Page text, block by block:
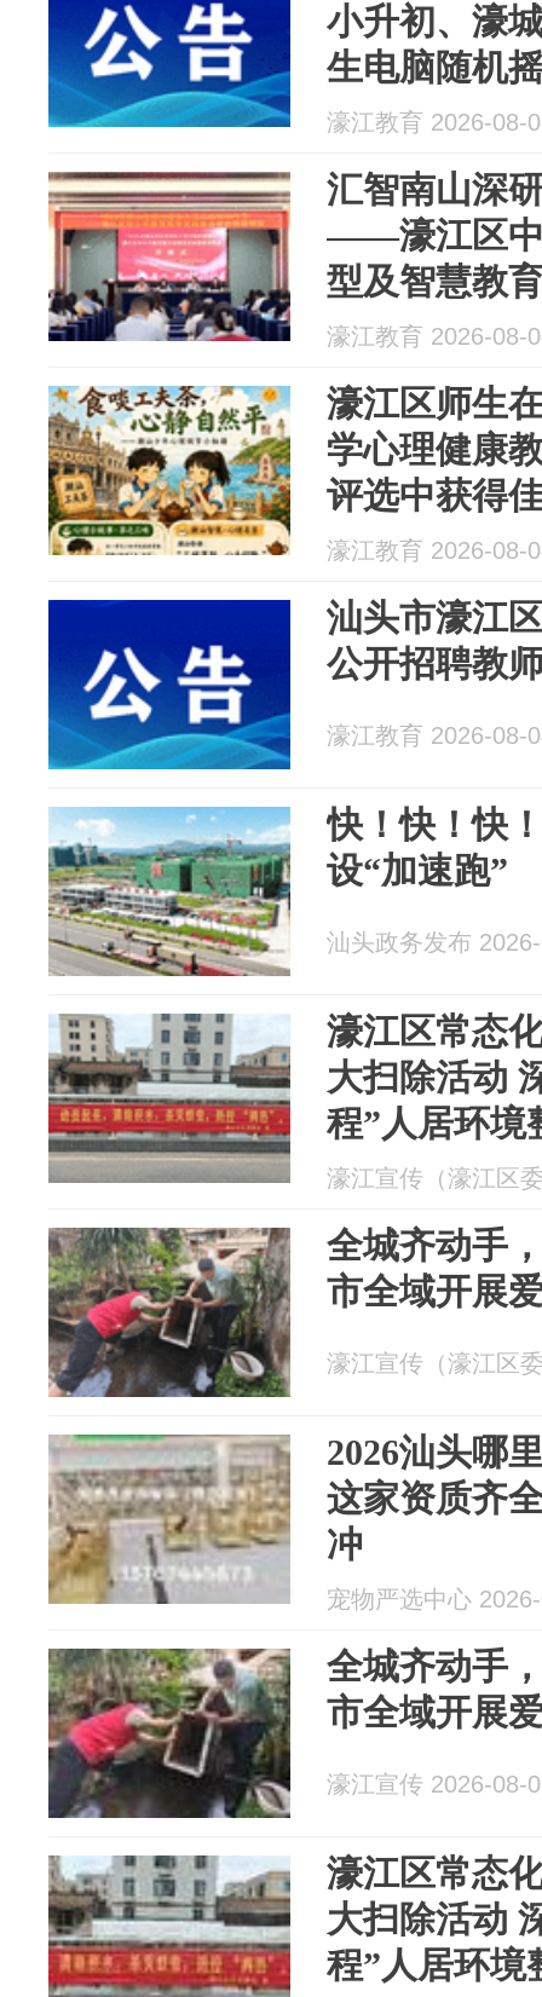
小升初、濠
生电脑随机
告
濠江教育 2026-08-
汇智南山深研修 数智赋
——濠江区中
型及智慧教
濠江教育 2026-08-
濠江区师生
学心理健康
评选中获得
濠江教育 2026-08-
汕头市濠江
公开招聘教
濠江教育 2026-08-
快！快！快
设“加速跑”
汕头政务发布
濠江区常态
大扫除活动
程”人居环境
濠江宣传（濠江区
全城齐动手
市全域开展
濠江宣传（濠江区
2026汕头哪
这家资质齐
冲
宠物严选中心
全城齐动手
市全域开展
濠江宣传 2026-08-
濠江区常态
大扫除活动
程”人居环境